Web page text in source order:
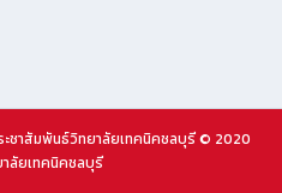
ชาสัมพันธ์วิทยาลัยเทคนิคชลบุรี © 2020
ลัยเทคนิคชลบุรี